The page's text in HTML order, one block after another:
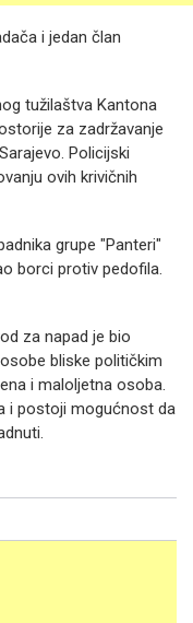
i jedan član
tužilaštva Kantona
za zadržavanje
Policijski
ovih krivičnih
grupe "Panteri"
borci protiv pedofila.
za napad je bio
bliske političkim
i maloljetna osoba.
i postoji mogućnost da